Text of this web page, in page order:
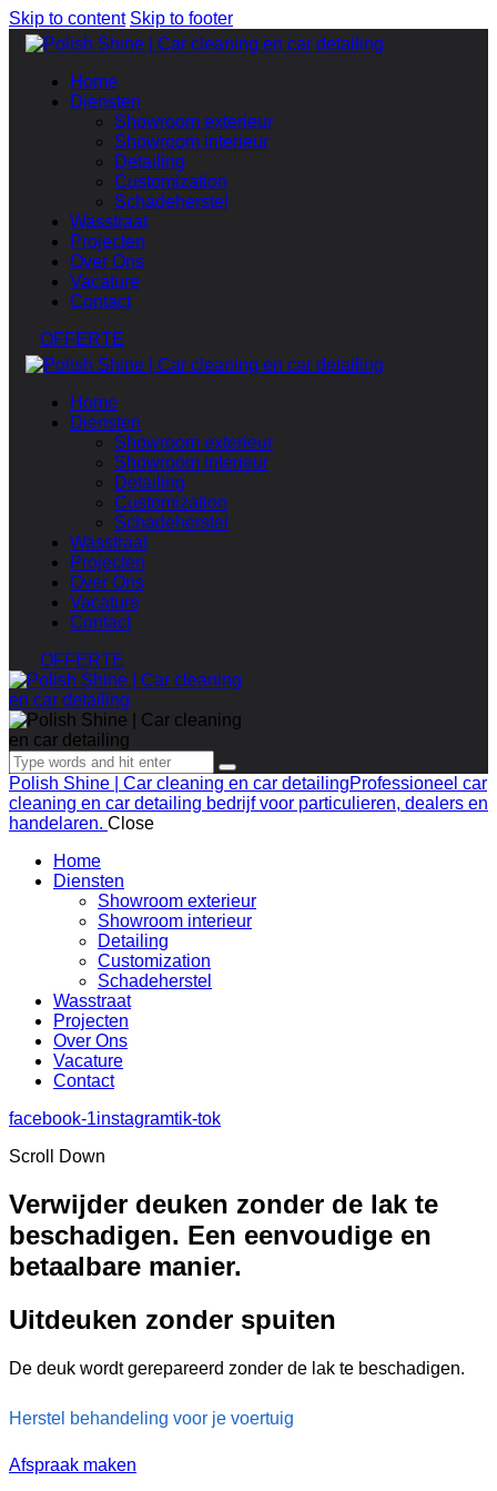
Skip to content Skip to footer
Home
Diensten
Showroom exterieur
Showroom interieur
Detailing
Customization
Schadeherstel
Wasstraat
Projecten
Over Ons
Vacature
Contact
OFFERTE
Home
Diensten
Showroom exterieur
Showroom interieur
Detailing
Customization
Schadeherstel
Wasstraat
Projecten
Over Ons
Vacature
Contact
OFFERTE
Polish Shine | Car cleaning en car detailingProfessioneel car
cleaning en car detailing bedrijf voor particulieren, dealers en
handelaren. Close
Home
Diensten
Showroom exterieur
Showroom interieur
Detailing
Customization
Schadeherstel
Wasstraat
Projecten
Over Ons
Vacature
Contact
facebook-1instagramtik-tok
Scroll Down
Verwijder deuken zonder de lak te
beschadigen. Een eenvoudige en
betaalbare manier.
Uitdeuken zonder spuiten
De deuk wordt gerepareerd zonder de lak te beschadigen.
Herstel behandeling voor je voertuig
Afspraak maken